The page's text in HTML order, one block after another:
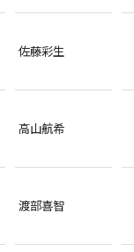
佐藤彩生
高山航希
渡部喜智